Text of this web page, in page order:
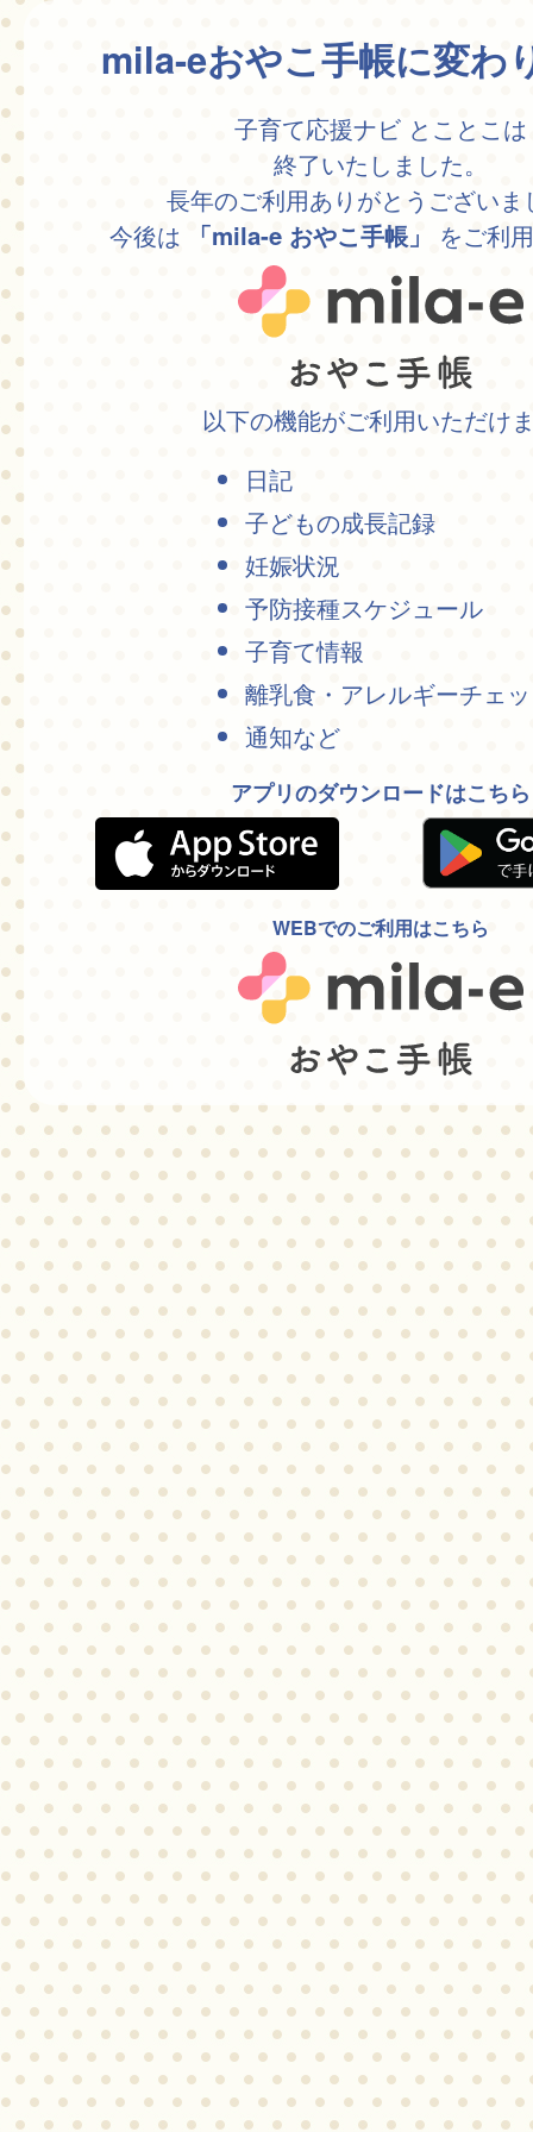
mila-eおやこ手帳に変わ
子育て応援ナビ とことこは
終了いたしました。
長年のご利用ありがとうございま
今後は
「mila-e おやこ手帳」 をご利
以下の機能がご利用いただけ
日記
子どもの成長記録
妊娠状況
予防接種スケジュール
子育て情報
離乳食・アレルギーチェ
通知など
アプリのダウンロードはこちら
WEBでのご利用はこちら